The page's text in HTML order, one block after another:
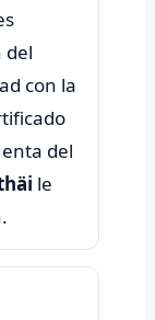
del
con la
del
le